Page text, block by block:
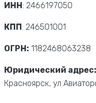
ИНН: 2466197050
КПП: 246501001
ОГРН: 1182468063238
Юридический адрес:
Красноярск, ул